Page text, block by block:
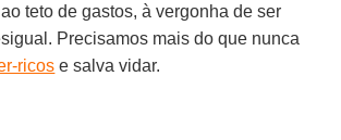
teto de gastos, à vergonha de ser
Precisamos mais do que nunca
ricos e salva vidar.